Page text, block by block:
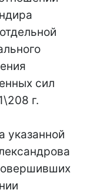
сил
г.
указанной